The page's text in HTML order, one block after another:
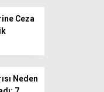
Ceza
Neden